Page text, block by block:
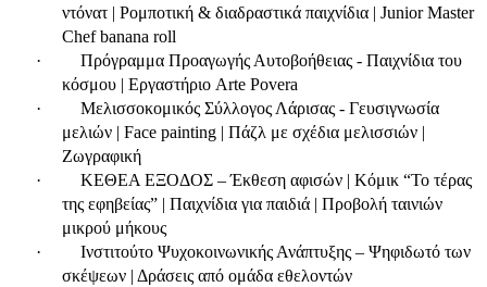
ντόνατ | Ρομποτική & διαδραστικά παιχνίδια | Junior Master
Chef banana roll
·
Πρόγραμμα Προαγωγής Αυτοβοήθειας - Παιχνίδια του
κόσμου | Εργαστήριο Arte Povera
·
Μελισσοκομικός Σύλλογος Λάρισας - Γευσιγνωσία
μελιών | Face painting | Πάζλ με σχέδια μελισσιών |
Ζωγραφική
·
ΚΕΘΕΑ ΕΞΟΔΟΣ – Έκθεση αφισών | Κόμικ “Το τέρας
της εφηβείας” | Παιχνίδια για παιδιά | Προβολή ταινιών
μικρού μήκους
·
Ινστιτούτο Ψυχοκοινωνικής Ανάπτυξης – Ψηφιδωτό των
σκέψεων | Δράσεις από ομάδα εθελοντών